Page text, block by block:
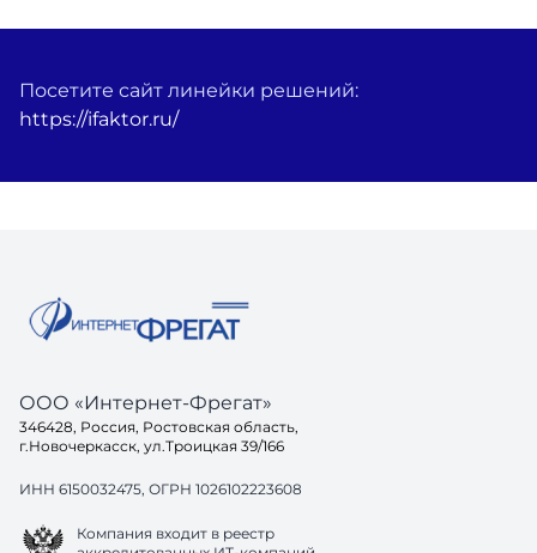
Посетите сайт линейки решений:
https://ifaktor.ru/
ООО «Интернет-Фрегат»
346428, Россия, Ростовская область,
г.Новочеркасск, ул.Троицкая 39/166
ИНН 6150032475, ОГРН 1026102223608
Компания входит в реестр